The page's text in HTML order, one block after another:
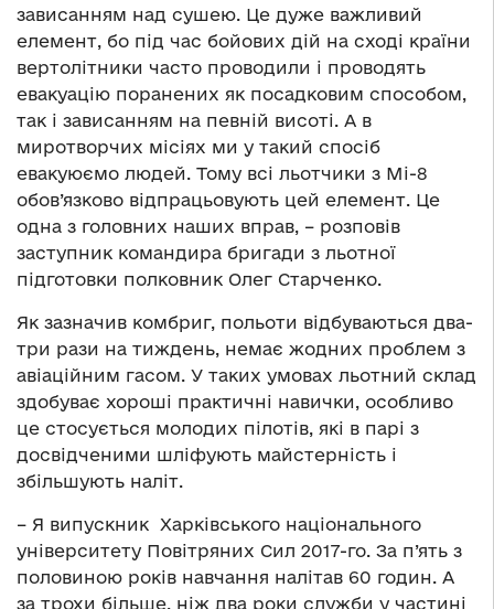
зависанням над сушею. Це дуже важливий
елемент, бо під час бойових дій на сході країни
вертолітники часто проводили і проводять
евакуацію поранених як посадковим способом,
так і зависанням на певній висоті. А в
миротворчих місіях ми у такий спосіб
евакуюємо людей. Тому всі льотчики з Мі-8
обов’язково відпрацьовують цей елемент. Це
одна з головних наших вправ, – розповів
заступник командира бригади з льотної
підготовки полковник Олег Старченко.
Як зазначив комбриг, польоти відбуваються два-
три рази на тиждень, немає жодних проблем з
авіаційним гасом. У таких умовах льотний склад
здобуває хороші практичні навички, особливо
це стосується молодих пілотів, які в парі з
досвідченими шліфують майстерність і
збільшують наліт.
– Я випускник Харківського національного
університету Повітряних Сил 2017-го. За п’ять з
половиною років навчання налітав 60 годин. А
за трохи більше, ніж два роки служби у частині